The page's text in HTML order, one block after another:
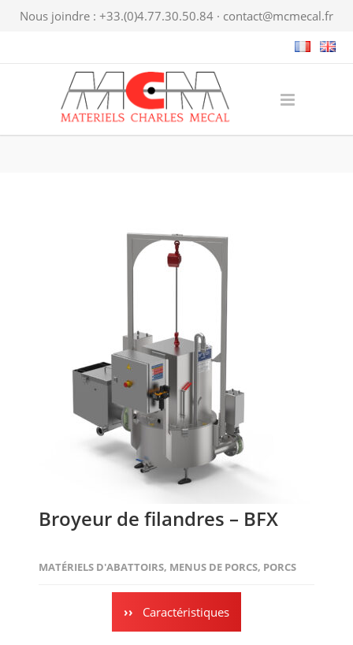
Nous joindre : +33.(0)4.77.30.50.84 · contact@mcmecal.fr
Broyeur de filandres – BFX
MATÉRIELS D'ABATTOIRS, MENUS DE PORCS, PORCS
Caractéristiques